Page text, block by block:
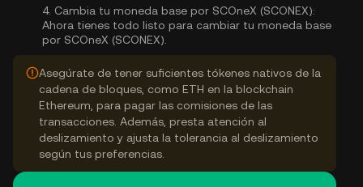
4. Cambia tu moneda base por SCOneX (SCONEX):
Ahora tienes todo listo para cambiar tu moneda base
por SCOneX (SCONEX).
Asegúrate de tener suficientes tókenes nativos de la
cadena de bloques, como ETH en la blockchain
Ethereum, para pagar las comisiones de las
transacciones. Además, presta atención al
deslizamiento y ajusta la tolerancia al deslizamiento
según tus preferencias.